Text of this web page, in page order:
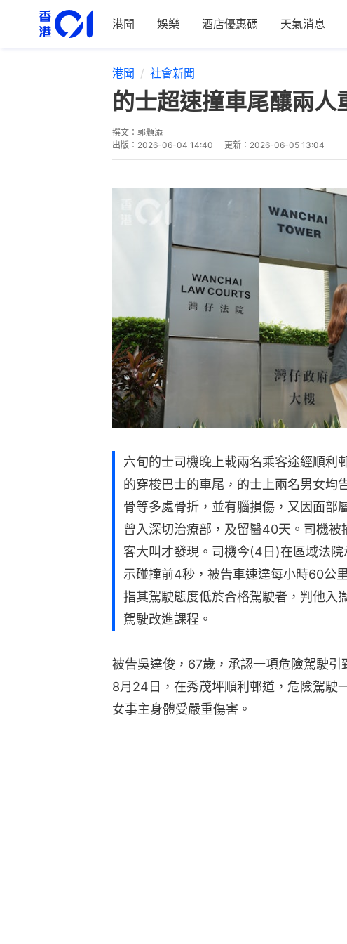
港聞 娛樂 酒店優惠碼 天氣消息
港聞 社會新聞
的士超速撞車尾釀兩
撰文： 郭顥添
出版： 2026-06-04 14:40 更新： 2026-06-05 13:04
六旬的士司機晚上載兩名乘客途經順利
的穿梭巴士的車尾，的士上兩名男女均
骨等多處骨折，並有腦損傷，又因面部
曾入深切治療部，及留醫40天。司機
客大叫才發現。司機今(4日)在區域法
示碰撞前4秒，被告車速達每小時60公
指其駕駛態度低於合格駕駛者，判他入
駕駛改進課程。
被告吳達俊，67歲，承認一項危險駕駛
8月24日，在秀茂坪順利邨道，危險駕駛
女事主身體受嚴重傷害。